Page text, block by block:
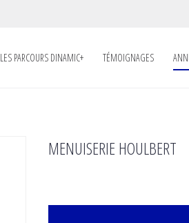
LES PARCOURS DINAMIC+ TÉMOIGNAGES
MENUISERIE HOULBERT